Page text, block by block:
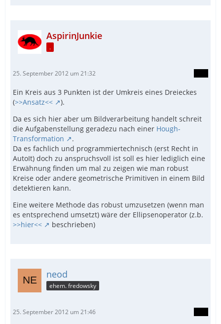
AspirinJunkie
.
25. September 2012 um 21:32
Ein Kreis aus 3 Punkten ist der Umkreis eines Dreieckes
(>>Ansatz<<
).
Da es sich hier aber um Bildverarbeitung handelt schreit
die Aufgabenstellung geradezu nach einer Hough-
Transformation
.
Da es fachlich und programmiertechnisch (erst Recht in
AutoIt) doch zu anspruchsvoll ist soll es hier lediglich eine
Erwähnung finden um mal zu zeigen wie man robust
Kreise oder andere geometrische Primitiven in einem Bild
detektieren kann.
Eine weitere Methode das robust umzusetzen (wenn man
es entsprechend umsetzt) wäre der Ellipsenoperator (z.b.
>>hier<<
beschrieben)
neod
ehem. fredowsky
25. September 2012 um 21:46